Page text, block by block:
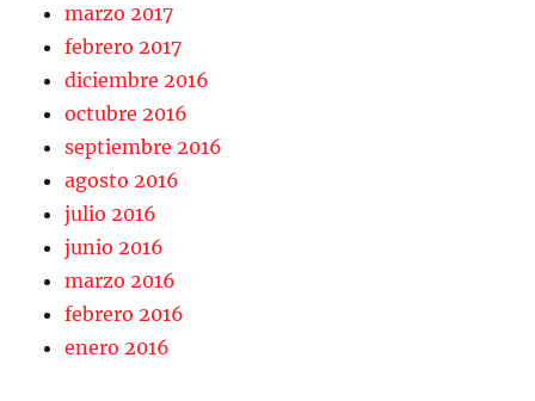
marzo 2017
febrero 2017
diciembre 2016
octubre 2016
septiembre 2016
agosto 2016
julio 2016
junio 2016
marzo 2016
febrero 2016
enero 2016